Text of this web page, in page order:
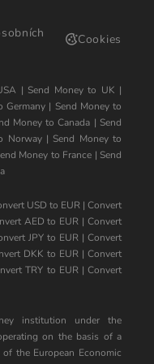
Cookies
| Send Money to UK |
Germany | Send Money to
Money to Canada | Send
Norway| Send Money to
Money to France | Send
USD to EUR|Convert
AED to EUR |Convert
JPY to EUR | Convert
DKK to EUR |Convert
TRY to EUR|Convert
institution under the
on the basis of a
the European Economic